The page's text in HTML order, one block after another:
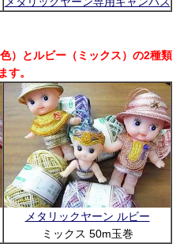
）とルビー（ミックス）の2種類
す。
メタリックヤーン ルビー
ミックス 50m玉巻